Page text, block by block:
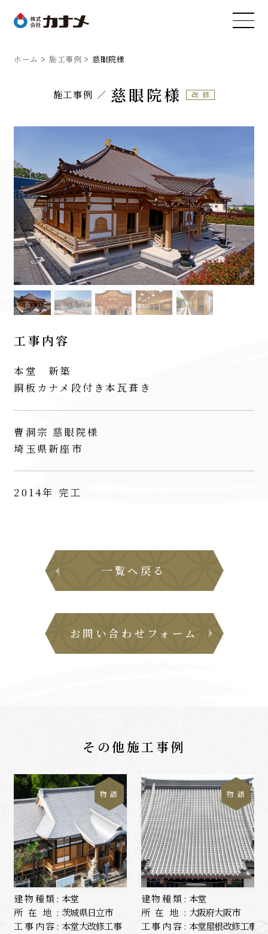
ホーム 施工事例 慈眼院様
施工事例 慈眼院様 改修
工事内容
本堂 新築
銅板カナメ段付き本瓦葺き
曹洞宗 慈眼院様
埼玉県新座市
2014年 完工
一覧へ戻る
お問い合わせフォーム
その他施工事例
物 語
建物種類: 本堂
所在地: 茨城県日立市
工事内容: 本堂大改修工事
物 語
建物種類: 本堂
所在地: 大阪府大阪市
工事内容: 本堂屋根改修工事